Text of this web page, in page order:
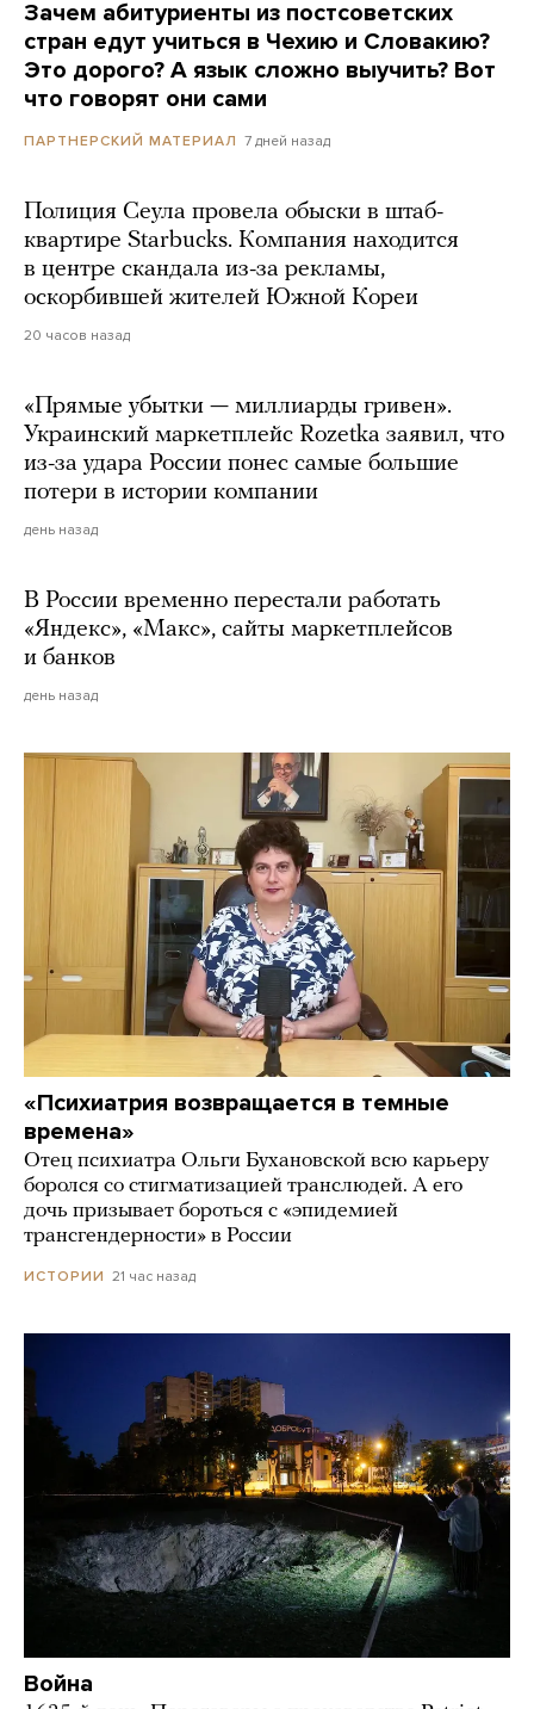
Зачем абитуриенты из постсоветских
стран едут учиться в Чехию и Словакию?
Это дорого? А язык сложно выучить? Вот
что говорят они сами
ПАРТНЕРСКИЙ МАТЕРИАЛ 7 дней назад
Полиция Сеула провела обыски в штаб-
квартире Starbucks. Компания находится
в центре скандала из-за рекламы,
оскорбившей жителей Южной Кореи
20 часов назад
«Прямые убытки — миллиарды гривен».
Украинский маркетплейс Rozetka заявил, что
из-за удара России понес самые большие
потери в истории компании
день назад
В России временно перестали работать
«Яндекс», «Макс», сайты маркетплейсов
и банков
день назад
«Психиатрия возвращается в темные
времена»
Отец психиатра Ольги Бухановской всю карьеру
боролся со стигматизацией транслюдей. А его
дочь призывает бороться с «эпидемией
трансгендерности» в России
ИСТОРИИ 21 час назад
Война